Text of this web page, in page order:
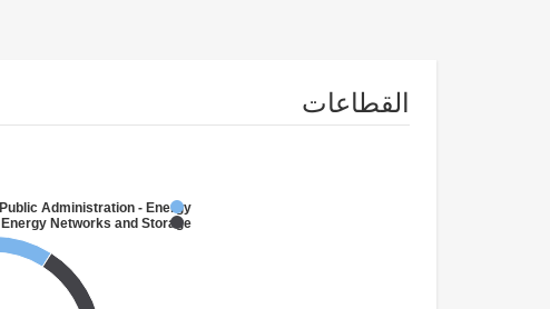
القطاعات
Public Administration - Energy
Energy Networks and Storage